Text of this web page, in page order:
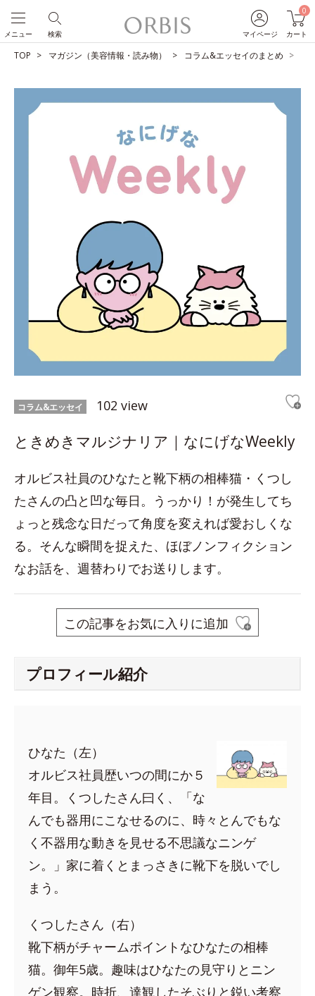
マイページ
0
カート
検索
メニュー
TOP マガジン（美容情報・読み物） コラム&エッセイのまとめ
コラム&エッセイ 102 view
ときめきマルジナリア｜なにげなWeekly
オルビス社員のひなたと靴下柄の相棒猫・くつし
たさんの凸と凹な毎日。うっかり！が発生してち
ょっと残念な日だって角度を変えれば愛おしくな
る。そんな瞬間を捉えた、ほぼノンフィクション
なお話を、週替わりでお送りします。
この記事をお気に入りに追加
プロフィール紹介
ひなた（左）
オルビス社員歴いつの間にか５
年目。くつしたさん曰く、「な
んでも器用にこなせるのに、時々とんでもな
く不器用な動きを見せる不思議なニンゲ
ン。」家に着くとまっさきに靴下を脱いでし
まう。
くつしたさん（右）
靴下柄がチャームポイントなひなたの相棒
猫。御年5歳。趣味はひなたの見守りとニン
ゲン観察。時折、達観したそぶりと鋭い考察